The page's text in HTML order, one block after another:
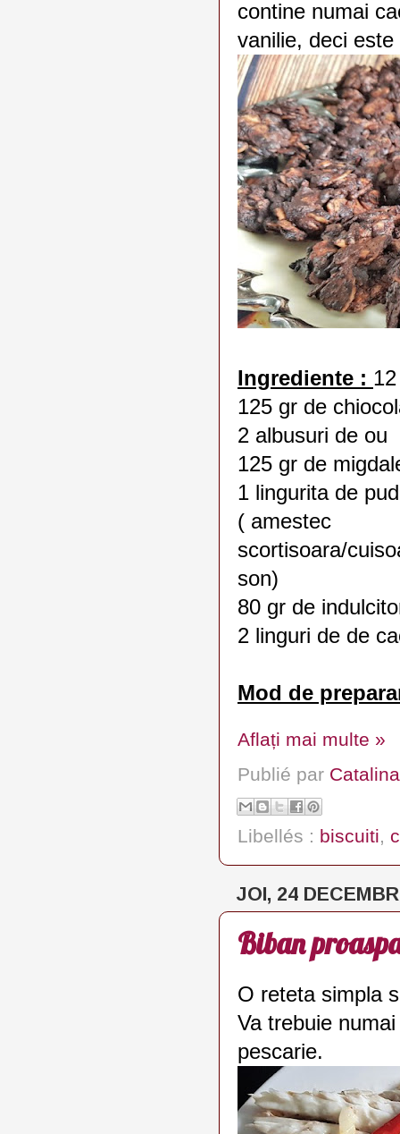
contine numai
vanilie, deci
Ingrediente :
125 gr de
2 albusuri de ou
125 gr de
1 lingurita de
( amestec
scortisoara/
son)
80 gr de
2 linguri de de
Mod de
Aflați mai multe »
Publié par Catalina
Libellés : biscuiti,
JOI, 24
Biban
O reteta simpla
Va trebuie
pescarie.